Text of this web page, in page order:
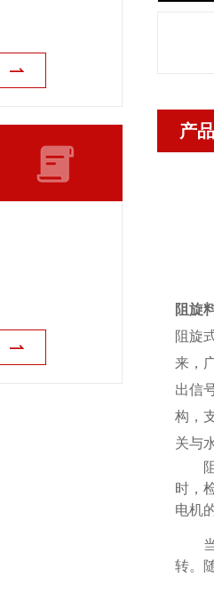
产
阻旋
阻旋
来，
出信
构，
关与
时，
电机
转。